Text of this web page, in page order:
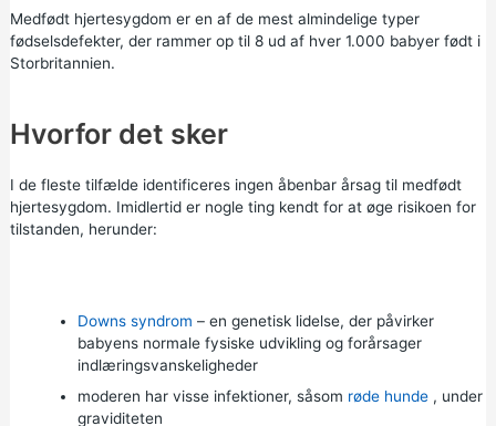
Medfødt hjertesygdom er en af de mest almindelige typer
fødselsdefekter, der rammer op til 8 ud af hver 1.000 babyer født i
Storbritannien.
Hvorfor det sker
I de fleste tilfælde identificeres ingen åbenbar årsag til medfødt
hjertesygdom. Imidlertid er nogle ting kendt for at øge risikoen for
tilstanden, herunder:
Downs syndrom – en genetisk lidelse, der påvirker
babyens normale fysiske udvikling og forårsager
indlæringsvanskeligheder
moderen har visse infektioner, såsom røde hunde, under
graviditeten